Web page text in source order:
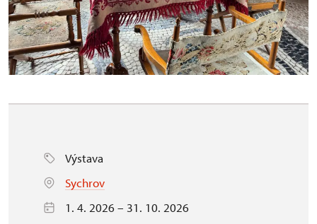
Výstava
Sychrov
1. 4. 2026 – 31. 10. 2026